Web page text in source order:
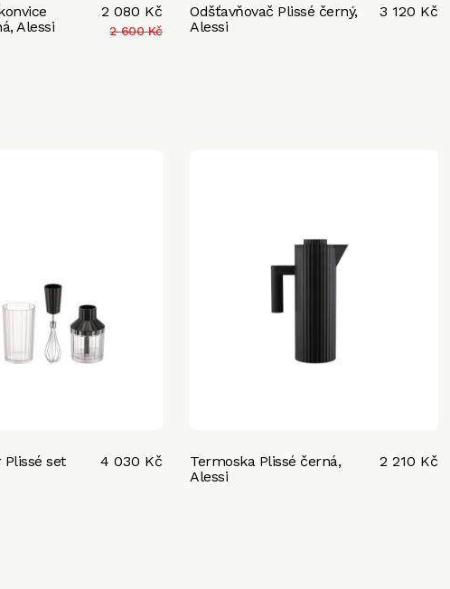
Alessi
2 080 Kč
2 600 Kč
Odšťavňovač Plissé černý,
Alessi
3 120 Kč
Plissé set
4 030 Kč
Termoska Plissé černá,
Alessi
2 210 Kč